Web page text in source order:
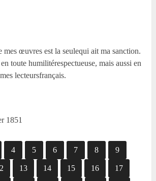
mes œuvres est la seulequi ait ma sanction.
toute humilitérespectueuse, mais aussi en
lecteursfrançais.
1851
4 5 6 7 8 9
13 14 15 16 17